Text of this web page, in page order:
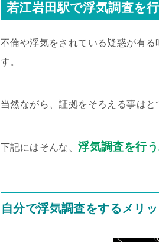
若江岩田駅で浮気調査を
不倫や浮気をされている疑惑が有
す。
当然ながら、証拠をそろえる事はと
下記にはそんな、浮気調査を行
自分で浮気調査をするメリ